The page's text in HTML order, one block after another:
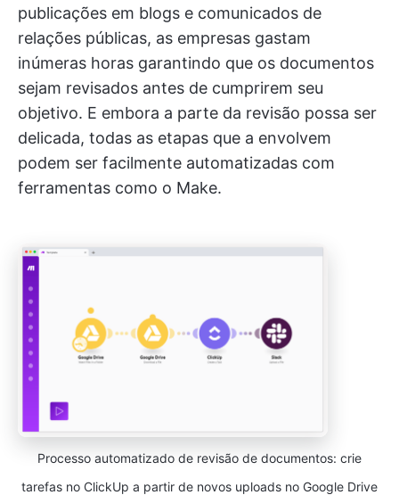
publicações em blogs e comunicados de
relações públicas, as empresas gastam
inúmeras horas garantindo que os documentos
sejam revisados antes de cumprirem seu
objetivo. E embora a parte da revisão possa ser
delicada, todas as etapas que a envolvem
podem ser facilmente automatizadas com
ferramentas como o Make.
Processo automatizado de revisão de documentos: crie
tarefas no ClickUp a partir de novos uploads no Google Drive